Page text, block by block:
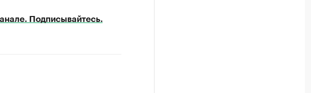
Подписывайтесь.